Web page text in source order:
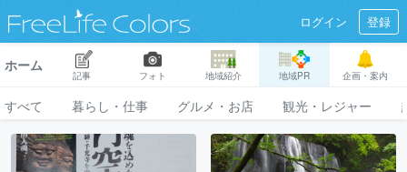
ログイン 登録
ホーム
記事 フォト 地域紹介 地域PR 企画・案内
すべて 暮らし・仕事 グルメ・お店 観光・レジャー